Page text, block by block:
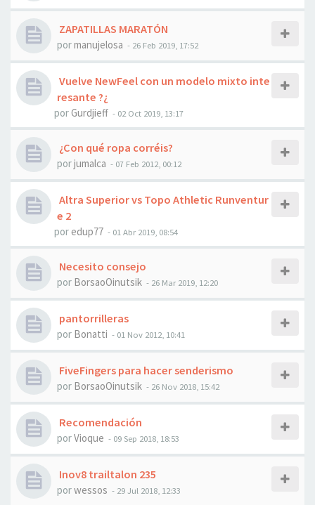
ZAPATILLAS MARATÓN
pormanujelosa - 26 Feb 2019, 17:52
Vuelve NewFeel con un modelo mixto inte
resante ?¿
porGurdjieff - 02 Oct 2019, 13:17
¿Con qué ropa corréis?
porjumalca - 07 Feb 2012, 00:12
Altra Superior vs Topo Athletic Runventur
e 2
por edup77 - 01 Abr 2019, 08:54
Necesito consejo
por BorsaoOinutsik - 26 Mar 2019, 12:20
pantorrilleras
por Bonatti - 01 Nov 2012, 10:41
FiveFingers para hacer senderismo
por BorsaoOinutsik - 26 Nov 2018, 15:42
Recomendación
porVioque - 09 Sep 2018, 18:53
Inov8 trailtalon 235
porwessos - 29 Jul 2018, 12:33